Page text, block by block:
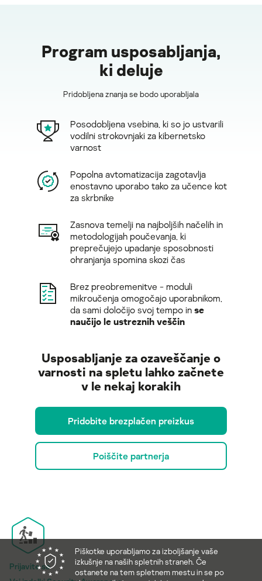
Program usposabljanja,
ki deluje
Pridobljena znanja se bodo uporabljala
Posodobljena vsebina, ki so jo ustvarili
vodilni strokovnjaki za kibernetsko
varnost
Popolna avtomatizacija zagotavlja
enostavno uporabo tako za učence kot
za skrbnike
Zasnova temelji na najboljših načelih in
metodologijah poučevanja, ki
preprečujejo upadanje sposobnosti
ohranjanja spomina skozi čas
Brez preobremenitve - moduli
mikroučenja omogočajo uporabnikom,
da sami določijo svoj tempo in se
naučijo le ustreznih veščin
Usposabljanje za ozaveščanje o
varnosti na spletu lahko začnete
v le nekaj korakih
Pridobite brezplačen preizkus
Poiščite partnerja
Prijavite se
Piškotke uporabljamo za izboljšanje vaše
izkušnje na naših spletnih straneh. Če
ostanete na tem spletnem mestu in se po